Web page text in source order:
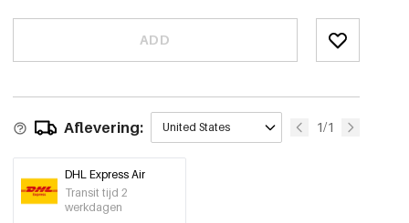
ADD
Aflevering: United States 1/1
DHL Express Air
Transit tijd 2
werkdagen